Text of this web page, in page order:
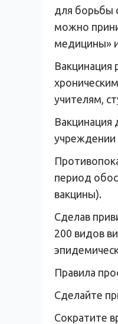
для борьбы
можно
медицины»
Вакцинация
учителям,
Вакцинация
учреждении
период
вакцины).
Сделав
200 видов
Правила
Сделайте
Сократите